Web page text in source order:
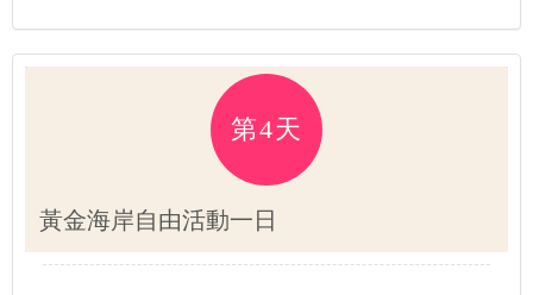
第4天
黃金海岸自由活動一日